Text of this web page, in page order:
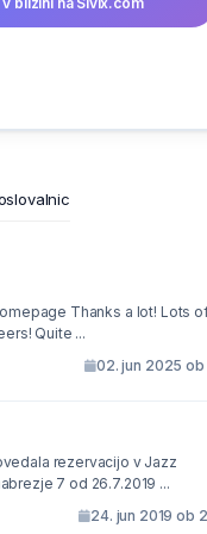
Thanks a lot! Lots
Quite ...
02. jun 2025 ob
rezervacijo v Jazz
7 od 26.7.2019 ...
24. jun 2019 ob